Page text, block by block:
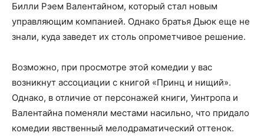
Билли Рэем Валентайном, который стал новым
управляющим компанией. Однако братья Дьюк еще не
знали, куда заведет их столь опрометчивое решение.
Возможно, при просмотре этой комедии у вас
возникнут ассоциации с книгой «Принц и нищий».
Однако, в отличие от персонажей книги, Уинтропа и
Валентайна поменяли местами насильно, что придало
комедии явственный мелодраматический оттенок.